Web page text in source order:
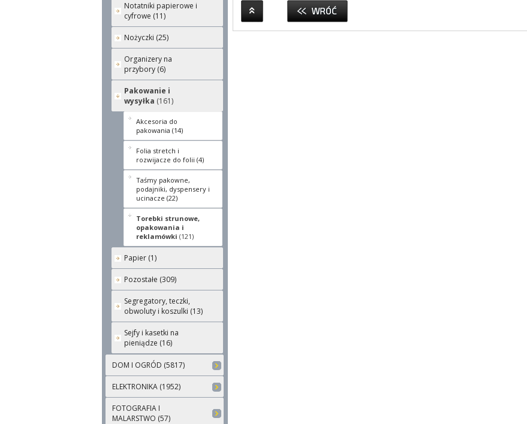
Notatniki papierowe i
cyfrowe (11)
Nożyczki (25)
Organizery na
przybory (6)
Pakowanie i
wysyłka (161)
Akcesoria do
pakowania (14)
Folia stretch i
rozwijacze do folii (4)
Taśmy pakowne,
podajniki, dyspensery i
ucinacze (22)
Torebki strunowe,
opakowania i
reklamówki (121)
Papier (1)
Pozostałe (309)
Segregatory, teczki,
obwoluty i koszulki (13)
Sejfy i kasetki na
pieniądze (16)
DOM I OGRÓD (5817)
ELEKTRONIKA (1952)
FOTOGRAFIA I
MALARSTWO (57)